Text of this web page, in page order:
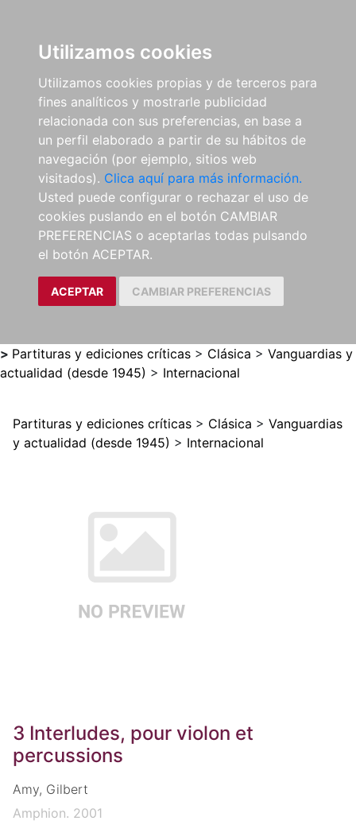
Utilizamos cookies
Utilizamos cookies propias y de terceros para
fines analíticos y mostrarle publicidad
relacionada con sus preferencias, en base a
un perfil elaborado a partir de su hábitos de
navegación (por ejemplo, sitios web
visitados). Clica aquí para más información.
Usted puede configurar o rechazar el uso de
cookies puslando en el botón CAMBIAR
PREFERENCIAS o aceptarlas todas pulsando
el botón ACEPTAR.
ACEPTAR CAMBIAR PREFERENCIAS
> Partituras y ediciones críticas > Clásica > Vanguardias y
actualidad (desde 1945) > Internacional
Partituras y ediciones críticas > Clásica > Vanguardias
y actualidad (desde 1945) > Internacional
3 Interludes, pour violon et
percussions
Amy, Gilbert
Amphion. 2001